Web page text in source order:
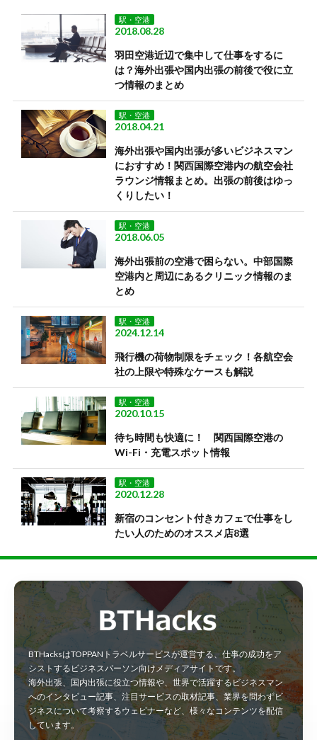
駅・空港
2018.08.28
羽田空港近辺で集中して仕事をするに
は？海外出張や国内出張の前後で役に立
つ情報のまとめ
駅・空港
2018.04.21
海外出張や国内出張が多いビジネスマン
におすすめ！関西国際空港内の航空会社
ラウンジ情報まとめ。出張の前後はゆっ
くりしたい！
駅・空港
2018.06.05
海外出張前の空港で困らない。中部国際
空港内と周辺にあるクリニック情報のま
とめ
駅・空港
2024.12.14
飛行機の荷物制限をチェック！各航空会
社の上限や特殊なケースも解説
駅・空港
2020.10.15
待ち時間も快適に！ 関西国際空港の
Wi-Fi・充電スポット情報
駅・空港
2020.12.28
新宿のコンセント付きカフェで仕事をし
たい人のためのオススメ店8選
BTHacksはTOPPANトラベルサービスが運営する、仕事の成功をア
シストするビジネスパーソン向けメディアサイトです。
海外出張、国内出張に役立つ情報や、世界で活躍するビジネスマン
へのインタビュー記事、注目サービスの取材記事、業界を問わずビ
ジネスについて考察するウェビナーなど、様々なコンテンツを配信
しています。